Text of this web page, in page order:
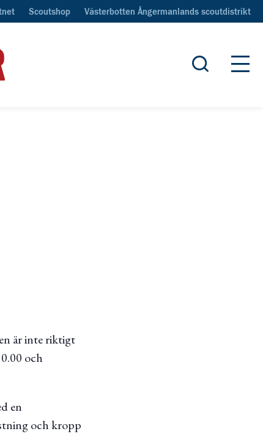
Scoutshop Västerbotten Ångermanlands scoutdistrikt
Öppna
är inte riktigt
och
en
och kropp